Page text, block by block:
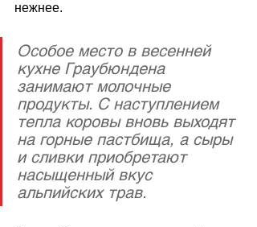
нежнее.
Особое место в весенней
кухне Граубюндена
занимают молочные
продукты. С наступлением
тепла коровы вновь выходят
на горные пастбища, а сыры
и сливки приобретают
насыщенный вкус
альпийских трав.